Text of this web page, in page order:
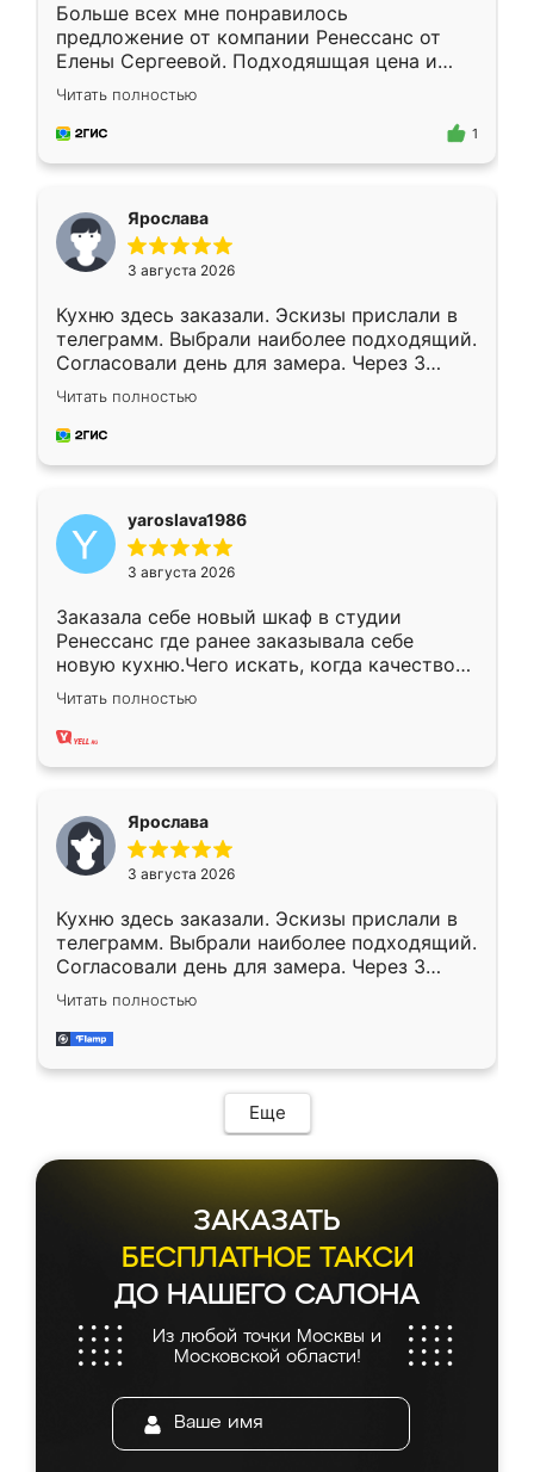
Больше всех мне понравилось
предложение от компании Ренессанс от
Елены Сергеевой. Подходяшщая цена и
короткие сроки изготовления. Приехавший
для замера сотрудник Владислав
предложил по моему эскизу самый
Читать полностью
1
Ярослава
3 августа 2026
Кухню здесь заказали. Эскизы прислали в
телеграмм. Выбрали наиболее подходящий.
Согласовали день для замера. Через 3
недели кухня была уже готова. Остались
довольны работой. Спасибо Ренессанс
мебель за качественную работу!
Читать полностью
yaroslava1986
3 августа 2026
Заказала себе новый шкаф в студии
Ренессанс где ранее заказывала себе
новую кухню.Чего искать, когда качеством
вполне довольна. Служит кухня уже почти
два года, нареканий нет.
Читать полностью
Ярослава
3 августа 2026
Кухню здесь заказали. Эскизы прислали в
телеграмм. Выбрали наиболее подходящий.
Согласовали день для замера. Через 3
недели кухня была уже готова. Остались
довольны работой. Спасибо Ренессанс
мебель за качественную работу!
Читать полностью
Еще
ЗАКАЗАТЬ
БЕСПЛАТНОЕ ТАКСИ
ДО НАШЕГО САЛОНА
Из любой точки Москвы и
Московской области!